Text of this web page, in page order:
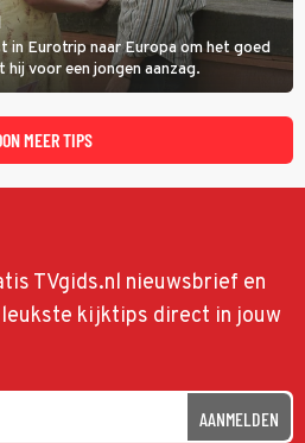
in Eurotrip naar Europa om het goed
voor een jongen aanzag.
MEER TIPS
TVgids.nl nieuwsbrief en
kijktips direct in jouw
AANMELDEN